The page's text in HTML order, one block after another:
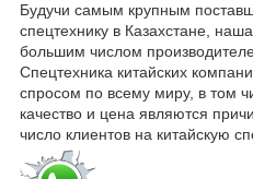
Будучи самым крупным
спецтехнику в Казахстане,
большим числом
Спецтехника китайских
спросом по всему миру, в том
качество и цена являются
число клиентов на китайскую